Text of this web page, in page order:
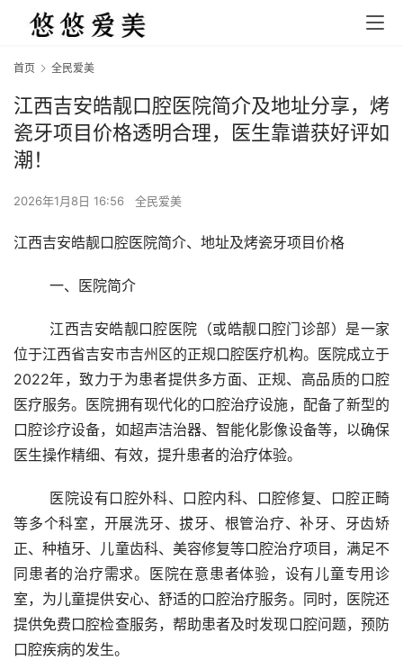
首页 全民爱美
江西吉安皓靓口腔医院简介及地址分享，烤
瓷牙项目价格透明合理，医生靠谱获好评如
潮！
2026年1月8日 16:56 全民爱美
江西吉安皓靓口腔医院简介、地址及烤瓷牙项目价格
	一、医院简介
位于江西省吉安市吉州区的正规口腔医疗机构。医院成立于
2022年，致力于为患者提供多方面、正规、高品质的口腔
医疗服务。医院拥有现代化的口腔治疗设施，配备了新型的
口腔诊疗设备，如超声洁治器、智能化影像设备等，以确保
医生操作精细、有效，提升患者的治疗体验。
等多个科室，开展洗牙、拔牙、根管治疗、补牙、牙齿矫
正、种植牙、儿童齿科、美容修复等口腔治疗项目，满足不
同患者的治疗需求。医院在意患者体验，设有儿童专用诊
室，为儿童提供安心、舒适的口腔治疗服务。同时，医院还
提供免费口腔检查服务，帮助患者及时发现口腔问题，预防
口腔疾病的发生。